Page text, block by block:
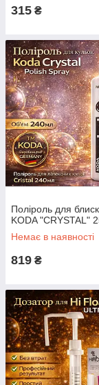
315 ₴
Поліроль для
KODA "CRYSTAL"
Немає в наявності
819 ₴